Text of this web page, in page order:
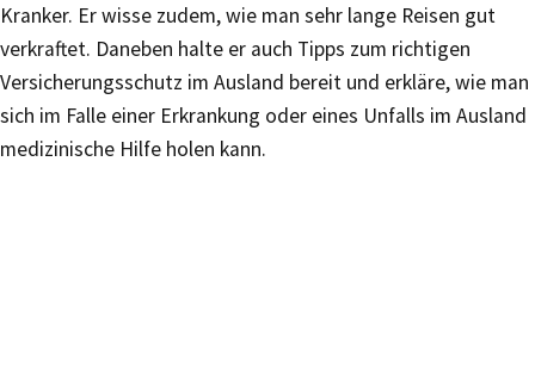
Kranker. Er wisse zudem, wie man sehr lange Reisen gut
verkraftet. Daneben halte er auch Tipps zum richtigen
Versicherungsschutz im Ausland bereit und erkläre, wie man
sich im Falle einer Erkrankung oder eines Unfalls im Ausland
medizinische Hilfe holen kann.